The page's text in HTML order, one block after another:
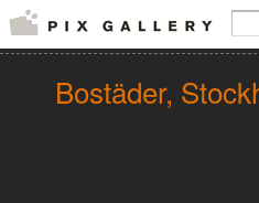
Bostäder,